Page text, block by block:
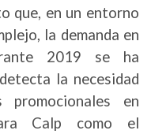
que, en un entorno
la demanda en
2019 se ha
la necesidad
en
Calp como el